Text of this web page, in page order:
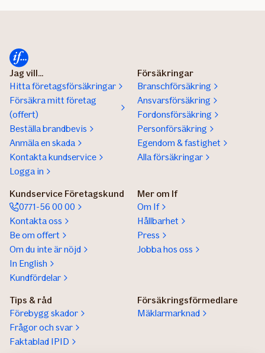
Jag vill...
Hitta företagsförsäkringar
Försäkra mitt företag
(offert)
Beställa brandbevis
Anmäla en skada
Kontakta kundservice
Logga in
Försäkringar
Branschförsäkring
Ansvarsförsäkring
Fordonsförsäkring
Personförsäkring
Egendom & fastighet
Alla försäkringar
Kundservice Företagskund
0771-56 00 00
Kontakta oss
Be om offert
Om du inte är nöjd
In English
Kundfördelar
Mer om If
Om If
Hållbarhet
Press
Jobba hos oss
Tips & råd
Förebygg skador
Frågor och svar
Faktablad IPID
Försäkringsförmedlare
Mäklarmarknad